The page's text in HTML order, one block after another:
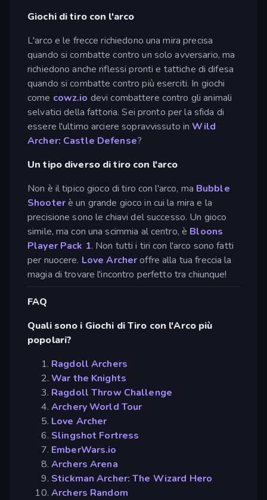
Giochi di tiro con l'arco
L'arco e le frecce richiedono una mira precisa
quando si combatte contro un solo avversario, ma
richiedono anche riflessi pronti e tattiche di difesa
quando si combatte contro più eserciti. In giochi
come cowz.io devi combattere contro gli animali
selvatici della fattoria. Sei pronto per la sfida di
essere l'ultimo arciere sopravvissuto inWild
Archer: Castle Defense?
Un tipo diverso di tiro con l'arco
Non è il tipico gioco di tiro con l'arco, ma Bubble
Shooterè un grande gioco in cui la mira e la
precisione sono le chiavi del successo. Un gioco
simile, ma con una scimmia al centro, è Bloons
Player Pack 1. Non tutti i tiri con l'arco sono fatti
per nuocere. Love Archeroffre alla tua freccia la
magia di trovare l'incontro perfetto tra chiunque!
FAQ
Quali sono i Giochi di Tiro con l'Arco più
popolari?
Ragdoll Archers
War the Knights
Ragdoll Throw Challenge
Archery World Tour
Love Archer
Slingshot Fortress
EmberWars.io
Archers Arena
Stickman Archer: The Wizard Hero
Archers Random